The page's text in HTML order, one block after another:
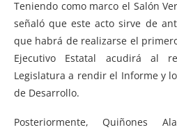
Teniendo como marco el Salón
señaló que este acto sirve de
que habrá de realizarse el
Ejecutivo Estatal acudirá al
Legislatura a rendir el Informe y
de Desarrollo.
Posteriormente, Quiñones